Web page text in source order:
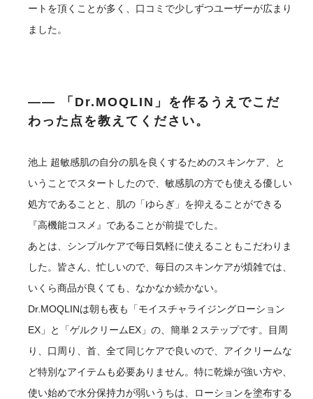
ートを頂くことが多く、口コミで少しずつユーザーが広まり
ました。
―― 「Dr.MOQLIN」を作るうえでこだ
わった点を教えてください。
池上 超敏感肌の自分の肌を良くするためのスキンケア、と
いうことでスタートしたので、敏感肌の方でも使える優しい
処方であることと、肌の「ゆらぎ」を抑えることができる
『高機能コスメ』であることが前提でした。
あとは、シンプルケアで毎日気軽に使えることもこだわりま
した。皆さん、忙しいので、毎日のスキンケアが煩雑では、
いくら商品が良くても、なかなか続かない。
Dr.MOQLINは朝も夜も「モイスチャライジングローション
EX」と「ゲルクリームEX」の、簡単２ステップです。目周
り、口周り、首、全て同じケアで良いので、アイクリームな
ど特別なアイテムも必要ありません。特に乾燥が強い方や、
使い始めで水分保持力が弱いうちは、ローションを塗布する